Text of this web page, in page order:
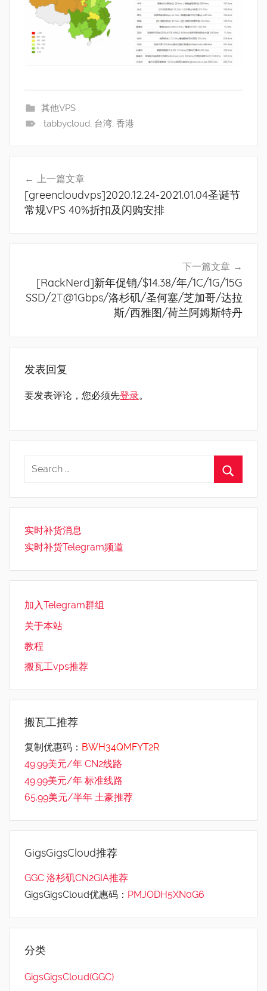
其他VPS
tabbycloud, 台湾, 香港
航
上一篇文章
[greencloudvps]2020.12.24-2021.01.04圣诞节
常规VPS 40%折扣及闪购安排
下一篇文章
[RackNerd]新年促销/$14.38/年/1C/1G/15G
SSD/2T@1Gbps/洛杉矶/圣何塞/芝加哥/达拉
斯/西雅图/荷兰阿姆斯特丹
发表回复
要发表评论，您必须先登录。
实时补货消息
实时补货Telegram频道
加入Telegram群组
关于本站
教程
搬瓦工vps推荐
搬瓦工推荐
复制优惠码： BWH34QMFYT2R
49.99美元/年 CN2线路
49.99美元/年 标准线路
65.99美元/半年 土豪推荐
GigsGigsCloud推荐
GGC 洛杉矶CN2GIA推荐
GigsGigsCloud优惠码： PMJODH5XN0G6
分类
GigsGigsCloud(GGC)